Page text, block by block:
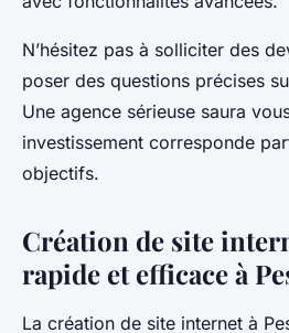
N’hésitez pas à solliciter des
poser des questions précises
Une agence sérieuse saura
investissement corresponde
objectifs.
Création de site
rapide et efficace à
La création de site internet à